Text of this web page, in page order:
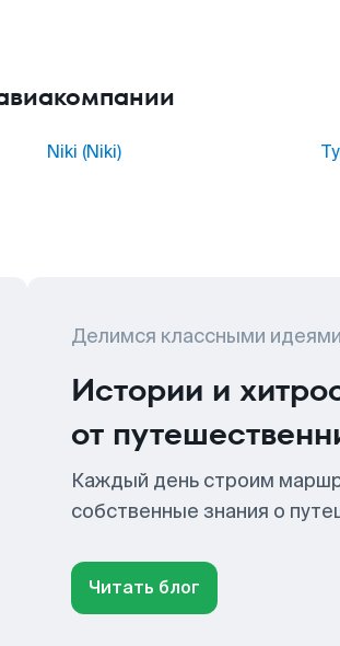
Niki (Niki)
Делимся классными идеями
Истории и
от
Каждый день строим
собственные знания о
Читать блог